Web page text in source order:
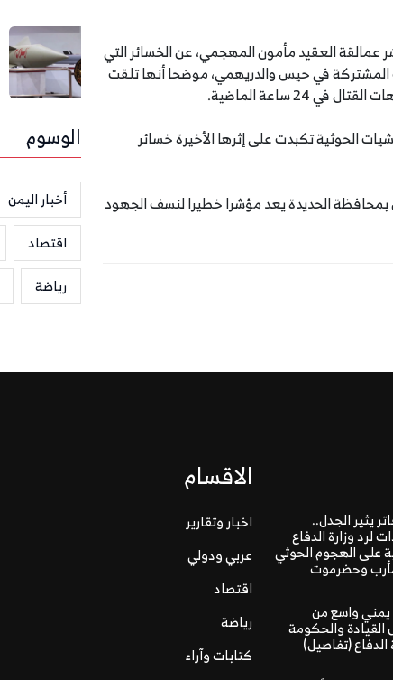
عمالقة العقيد مأمون المهجمي، عن الخسائر التي
في حيس والدريهمي، موضحا أنها تلقت
ساعة الماضية.
الحوثية تكبدت على إثرها الأخيرة خسائر
بمحافظة الحديدة يعد مؤشرا خطيرا لنسف الجهود
الوسوم
أخبار اليمن
اقتصاد
رياضة
يثير الجدل..
لرد وزارة الدفاع
على الهجوم الحوثي
وحضرموت
واسع من
والحكومة
الدفاع (تفاصيل)
الاقسام
اخبار وتقارير
عربي ودولي
اقتصاد
رياضة
كتابات وآراء